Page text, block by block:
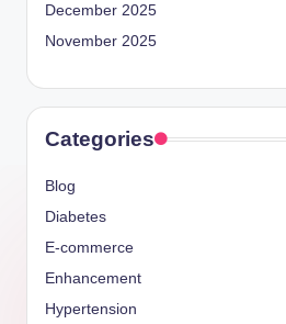
December 2025
November 2025
Categories
Blog
Diabetes
E-commerce
Enhancement
Hypertension